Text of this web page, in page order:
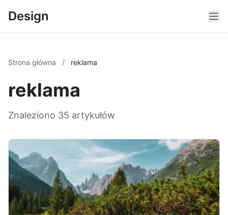
Design
Strona główna / reklama
reklama
Znaleziono 35 artykułów